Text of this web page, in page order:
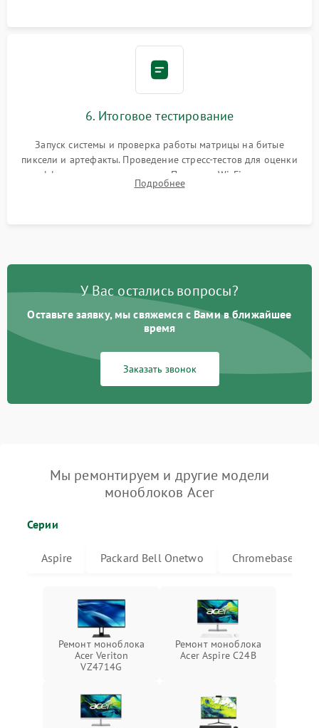
6. Итоговое тестирование
Запуск системы и проверка работы матрицы на битые
пиксели и артефакты. Проведение стресс-тестов для оценки
эффективности охлаждения. Проверка Wi-Fi, камеры,
микрофона и всех портов перед выдачей устройства.
Подробнее
У Вас остались вопросы?
Оставьте заявку, мы свяжемся с Вами в ближайшее
время
Заказать звонок
Мы ремонтируем и другие модели
моноблоков Acer
Серии
Aspire Packard Bell Onetwo Chromebase
Ремонт моноблока
Acer Veriton
VZ4714G
Ремонт моноблока
Acer Aspire C24B